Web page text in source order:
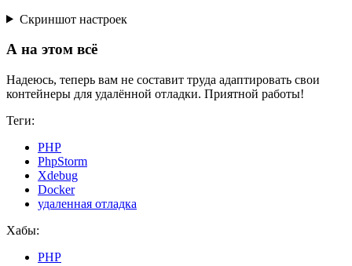
Скриншот настроек
А на этом всё
Надеюсь, теперь вам не составит труда адаптировать свои
контейнеры для удалённой отладки. Приятной работы!
Теги:
PHP
PhpStorm
Xdebug
Docker
удаленная отладка
Хабы:
PHP